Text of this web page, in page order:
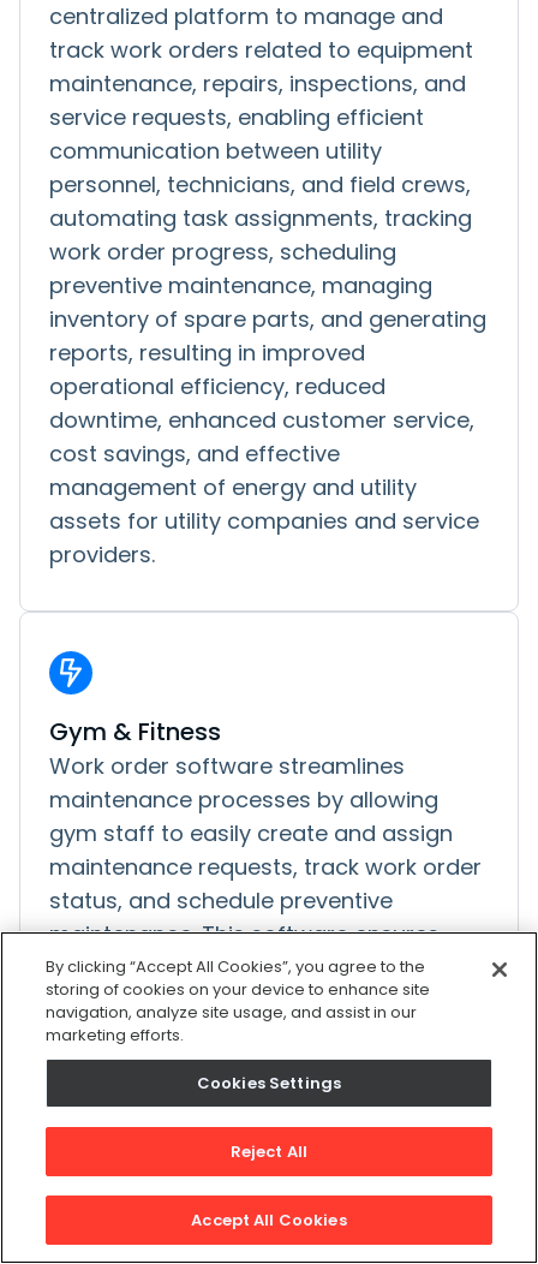
centralized platform to manage and
track work orders related to equipment
maintenance, repairs, inspections, and
service requests, enabling efficient
communication between utility
personnel, technicians, and field crews,
automating task assignments, tracking
work order progress, scheduling
preventive maintenance, managing
inventory of spare parts, and generating
reports, resulting in improved
operational efficiency, reduced
downtime, enhanced customer service,
cost savings, and effective
management of energy and utility
assets for utility companies and service
providers.
Gym & Fitness
Work order software streamlines
maintenance processes by allowing
gym staff to easily create and assign
maintenance requests, track work order
status, and schedule preventive
maintenance. This software ensures
timely repairs, reduces equipment
downtime, and extends the lifespan of
gym equipment. By maintaining
equipment in good working order, gyms
can enhance member satisfaction,
minimize accidents or injuries, and
optimize their operations for a smooth
and enjoyable workout environment.
By clicking “Accept All Cookies”, you agree to the
storing of cookies on your device to enhance site
navigation, analyze site usage, and assist in our
marketing efforts.
Cookies Settings
Reject All
Accept All Cookies